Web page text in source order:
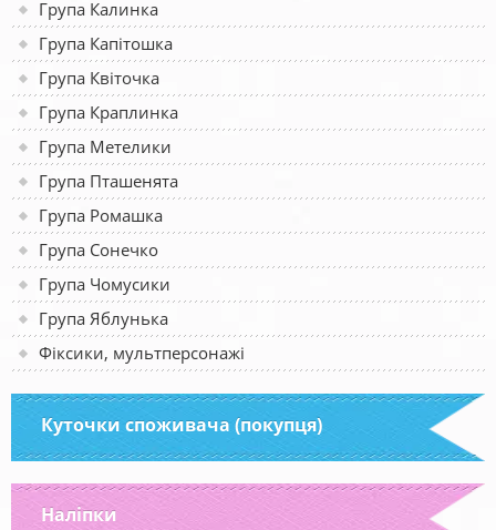
Група Калинка
Група Капітошка
Група Квіточка
Група Краплинка
Група Метелики
Група Пташенята
Група Ромашка
Група Сонечко
Група Чомусики
Група Яблунька
Фіксики, мультперсонажі
Куточки споживача (покупця)
Наліпки